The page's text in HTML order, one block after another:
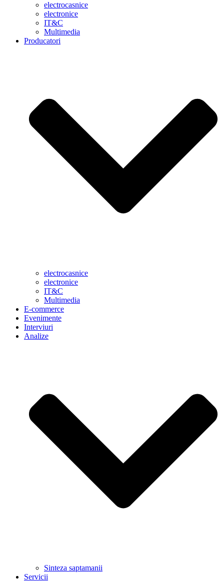
electrocasnice
electronice
IT&C
Multimedia
Producatori
electrocasnice
electronice
IT&C
Multimedia
E-commerce
Evenimente
Interviuri
Analize
Sinteza saptamanii
Servicii